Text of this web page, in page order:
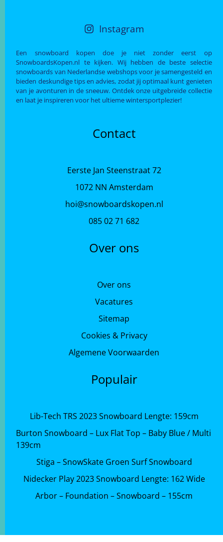
Instagram
Een snowboard kopen doe je niet zonder eerst op
SnowboardsKopen.nl te kijken. Wij hebben de beste selectie
snowboards van Nederlandse webshops voor je samengesteld en
bieden deskundige tips en advies, zodat jij optimaal kunt genieten
van je avonturen in de sneeuw. Ontdek onze uitgebreide collectie
en laat je inspireren voor het ultieme wintersportplezier!
Contact
Eerste Jan Steenstraat 72
1072 NN Amsterdam
hoi@snowboardskopen.nl
085 02 71 682
Over ons
Over ons
Vacatures
Sitemap
Cookies & Privacy
Algemene Voorwaarden
Populair
Lib-Tech TRS 2023 Snowboard Lengte: 159cm
Burton Snowboard – Lux Flat Top – Baby Blue / Multi
139cm
Stiga – SnowSkate Groen Surf Snowboard
Nidecker Play 2023 Snowboard Lengte: 162 Wide
Arbor – Foundation – Snowboard – 155cm